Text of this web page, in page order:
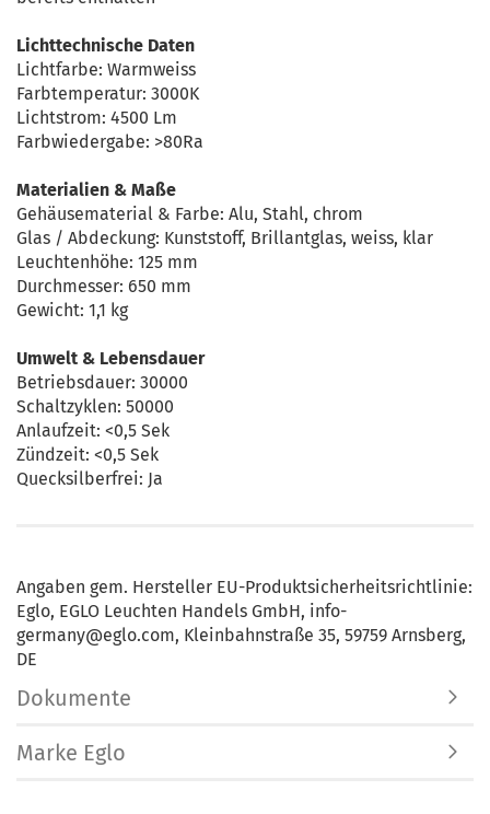
Lichttechnische Daten
Lichtfarbe: Warmweiss
Farbtemperatur: 3000K
Lichtstrom: 4500 Lm
Farbwiedergabe: >80Ra
Materialien & Maße
Gehäusematerial & Farbe: Alu, Stahl, chrom
Glas / Abdeckung: Kunststoff, Brillantglas, weiss, klar
Leuchtenhöhe: 125 mm
Durchmesser: 650 mm
Gewicht: 1,1 kg
Umwelt & Lebensdauer
Betriebsdauer: 30000
Schaltzyklen: 50000
Anlaufzeit: <0,5 Sek
Zündzeit: <0,5 Sek
Quecksilberfrei: Ja
Angaben gem. Hersteller EU-Produktsicherheitsrichtlinie:
Eglo, EGLO Leuchten Handels GmbH, info-
germany@eglo.com, Kleinbahnstraße 35, 59759 Arnsberg,
DE
Dokumente
Marke Eglo